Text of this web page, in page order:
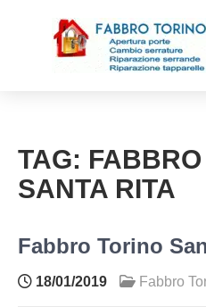
TAG:
SANTA RITA
Fabbro Torino
18/01/2019 Fabbro